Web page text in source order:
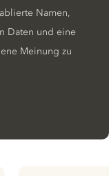
Namen,
Daten und eine
Meinung zu